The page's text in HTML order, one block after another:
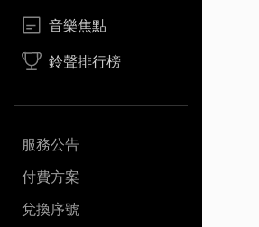
音樂焦點
鈴聲排行榜
服務公告
付費方案
兌換序號